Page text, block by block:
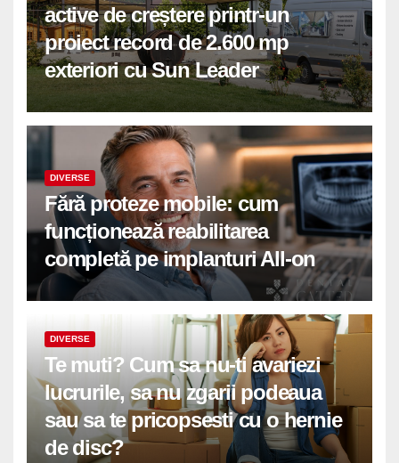
active de creștere printr-un
proiect record de 2.600 mp
exteriori cu Sun Leader
DIVERSE
Fără proteze mobile: cum
funcționează reabilitarea
completă pe implanturi All-on
DIVERSE
Te muti? Cum sa nu-ti avariezi
lucrurile, sa nu zgarii podeaua
sau sa te pricopsesti cu o hernie
de disc?